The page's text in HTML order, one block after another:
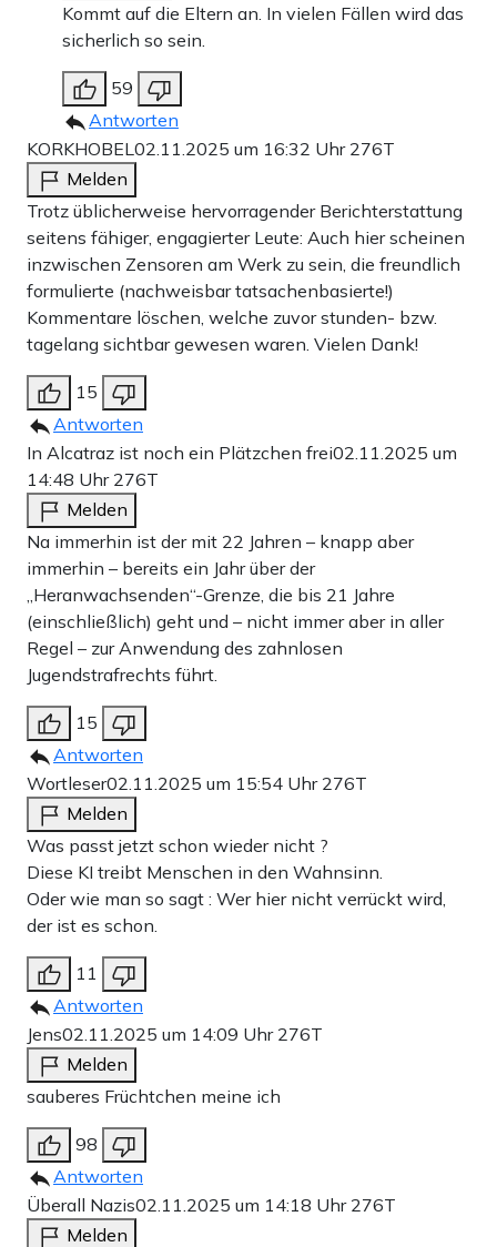
Kommt auf die Eltern an. In vielen Fällen wird das
sicherlich so sein.
59
Antworten
KORKHOBEL 02.11.2025 um 16:32 Uhr 276T
Melden
Trotz üblicherweise hervorragender Berichterstattung
seitens fähiger, engagierter Leute: Auch hier scheinen
inzwischen Zensoren am Werk zu sein, die freundlich
formulierte (nachweisbar tatsachenbasierte!)
Kommentare löschen, welche zuvor stunden- bzw.
tagelang sichtbar gewesen waren. Vielen Dank!
15
Antworten
In Alcatraz ist noch ein Plätzchen frei02.11.2025 um
14:48 Uhr 276T
Melden
Na immerhin ist der mit 22 Jahren – knapp aber
immerhin – bereits ein Jahr über der
„Heranwachsenden“-Grenze, die bis 21 Jahre
(einschließlich) geht und – nicht immer aber in aller
Regel – zur Anwendung des zahnlosen
Jugendstrafrechts führt.
15
Antworten
Wortleser02.11.2025 um 15:54 Uhr 276T
Melden
Was passt jetzt schon wieder nicht ?
Diese KI treibt Menschen in den Wahnsinn.
Oder wie man so sagt : Wer hier nicht verrückt wird,
der ist es schon.
11
Antworten
Jens02.11.2025 um 14:09 Uhr 276T
Melden
sauberes Früchtchen meine ich
98
Antworten
Überall Nazis02.11.2025 um 14:18 Uhr 276T
Melden